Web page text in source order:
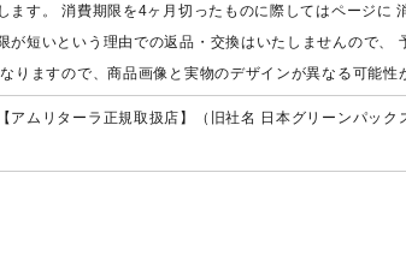
ます。 消費期限を4ヶ月切ったものに際してはページに
が短いという理由での返品・交換はいたしませんので
りますので、商品画像と実物のデザインが異なる可能性
アムリターラ正規取扱店】（旧社名 日本グリーンパック